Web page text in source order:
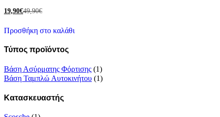
19,90€49,90€
Προσθήκη στο καλάθι
Τύπος προϊόντος
Βάση Ασύρματης Φόρτισης (1)
Βάση Ταμπλώ Αυτοκινήτου (1)
Κατασκευαστής